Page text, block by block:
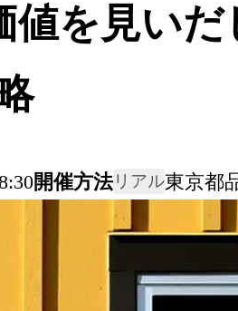
値を見い
開催方法リアル東京都